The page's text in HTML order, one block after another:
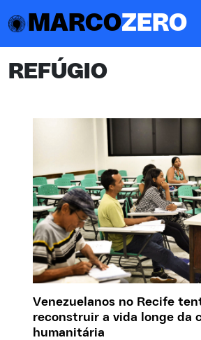
MARCOZERO
REFÚGIO
Venezuelanos no Recife
reconstruir a vida longe da
humanitária